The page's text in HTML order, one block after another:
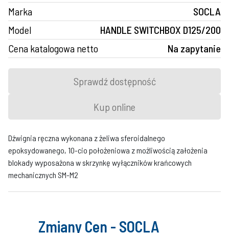
Marka
SOCLA
Model
HANDLE SWITCHBOX D125/200
Cena katalogowa netto
Na zapytanie
Sprawdź dostępność
Kup online
Dźwignia ręczna wykonana z żeliwa sferoidalnego
epoksydowanego, 10-cio położeniowa z możliwością założenia
blokady wyposażona w skrzynkę wyłączników krańcowych
mechanicznych SM-M2
Zmiany Cen - SOCLA